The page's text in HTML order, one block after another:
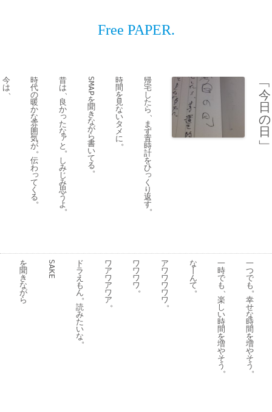
Free PAPER.
﹁
今
日
の
日
﹂
帰
宅
し
た
ら、
ま
ず
置
時
計
を
ひ
っ
く
り
返
す。
時
間
を
見
な
い
タ
メ
に。
SMAP
を
聞
き
な
が
ら
書
い
て
る。
昔
は、
良
か
っ
た
な
ァ
と。
し
み
じ
み
思
う
よ。
時
代
の
暖
か
な
雰
囲
気
が。
伝
わ
っ
て
く
る。
今
は、
一
つ
で
も。
幸
せ
な
時
間
を
増
や
そ
う。
一
時
で
も、
楽
し
い
時
間
を
増
や
そ
う。
な
ん
て。
ア
ワ
ワ
ワ
ワ
ワ。
ワ
ワ
ワ
ワ。
ワ
ア
ワ
ア
ワ
ア。
ド
ラ
え
も
ん。
読
み
た
い
な。
SAKE
を
聞
き
な
が
ら